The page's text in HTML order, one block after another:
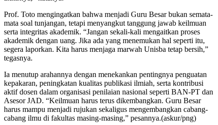
Prof. Toto mengingatkan bahwa menjadi Guru Besar bukan semata-
mata soal tunjangan, tetapi menyangkut tanggung jawab keilmuan
serta integritas akademik. “Jangan sekali-kali mengaitkan proses
akademik dengan uang. Jika ada yang menemukan hal seperti itu,
segera laporkan. Kita harus menjaga marwah Unisba tetap bersih,”
tegasnya.
Ia menutup arahannya dengan menekankan pentingnya penguatan
kepakaran, peningkatan kualitas publikasi ilmiah, serta kontribusi
aktif dosen dalam organisasi penilaian nasional seperti BAN-PT dan
Asesor JAD. “Keilmuan harus terus dikembangkan. Guru Besar
harus mampu menjadi rujukan sekaligus mengembangkan cabang-
cabang ilmu di fakultas masing-masing,” pesannya.(askur/png)